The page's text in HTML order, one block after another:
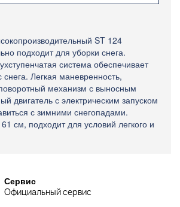
ST 124
подходит для уборки снега.
система обеспечивает
Легкая маневренность,
механизм с выносным
двигатель с электрическим запуском
с зимними снегопадами.
см, подходит для условий легкого и
Сервис
Официальный сервис